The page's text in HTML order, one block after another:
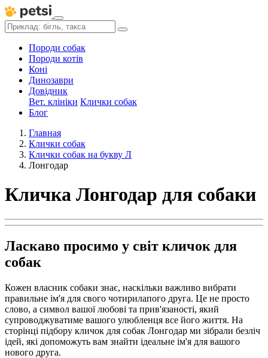
Породи собак
Породи котів
Коні
Динозаври
Довідник
Вет. клініки Клички собак
Блог
Главная
Клички собак
Клички собак на букву Л
Лонгодар
Кличка Лонгодар для собаки
Ласкаво просимо у світ кличок для
собак
Кожен власник собаки знає, наскільки важливо вибрати
правильне ім'я для свого чотирилапого друга. Це не просто
слово, а символ вашої любові та прив'язаності, який
супроводжуватиме вашого улюбленця все його життя. На
сторінці підбору кличок для собак Лонгодар ми зібрали безліч
ідей, які допоможуть вам знайти ідеальне ім'я для вашого
нового друга.